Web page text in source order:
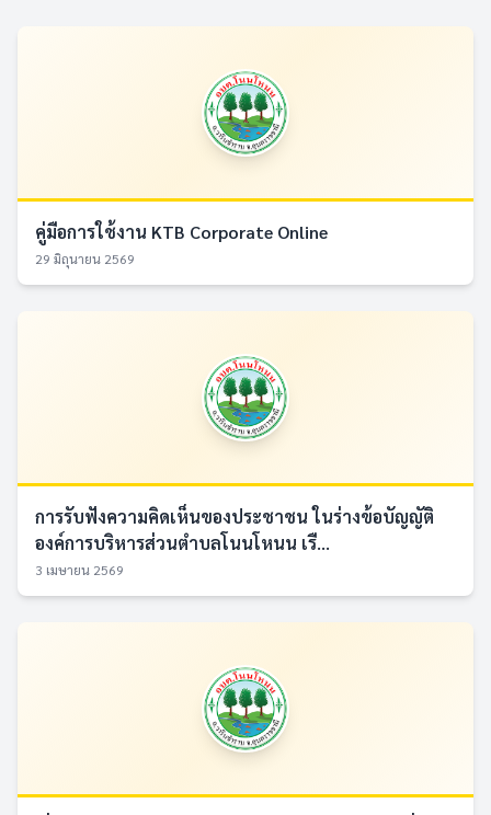
คู่มือการใช้งาน KTB Corporate Online
29 มิถุนายน 2569
การรับฟังความคิดเห็นของประชาชน ในร่างข้อบัญญัติ
องค์การบริหารส่วนตำบลโนนโหนน เรื...
3 เมษายน 2569